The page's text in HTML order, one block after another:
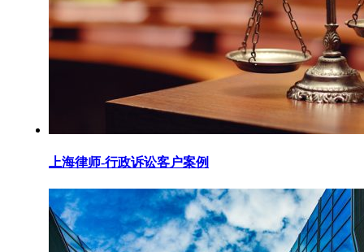
上海律师-行政诉讼客户案例